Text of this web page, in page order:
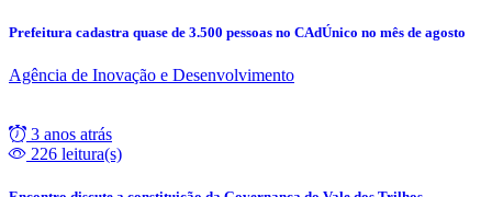
Prefeitura cadastra quase de 3.500 pessoas no CAdÚnico no mês de agosto
Agência de Inovação e Desenvolvimento
3 anos atrás
226 leitura(s)